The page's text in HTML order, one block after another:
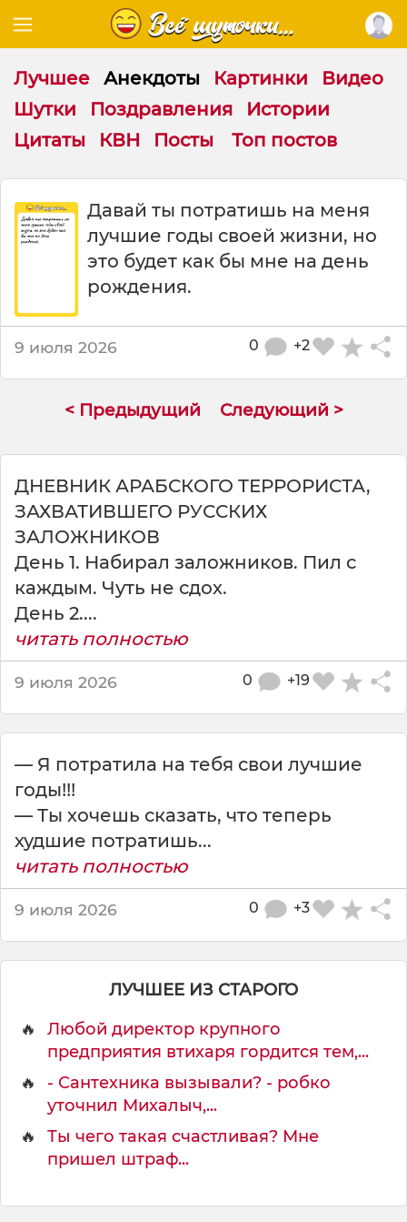
Лучшее Анекдоты Картинки
Видео
Шутки
Поздравления
Истории
Цитаты
КВН Посты Топ постов
т
и
у
и
е
Давай ты потратишь на меня
лучшие годы своей жизни, но
это будет как бы мне на день
рождения.
9 июля 2026 +2
0
< Предыдущий Следующий >
ДНЕВНИК АРАБСКОГО ТЕРРОРИСТА,
ЗАХВАТИВШЕГО РУССКИХ
ЗАЛОЖНИКОВ
День 1. Набирал заложников. Пил с
каждым. Чуть не сдох.
День 2....
читать полностью
9 июля 2026 +19
0
— Я потратила на тебя свои лучшие
годы!!!
— Ты хочешь сказать, что теперь
худшие потратишь...
читать полностью
9 июля 2026 +3
0
ЛУЧШЕЕ ИЗ СТАРОГО
🔥
Любой директор крупного
предприятия втихаря гордится тем,...
🔥
- Сантехника вызывали? - робко
уточнил Михалыч,...
🔥
Ты чего такая счастливая? Мне
пришел штраф...